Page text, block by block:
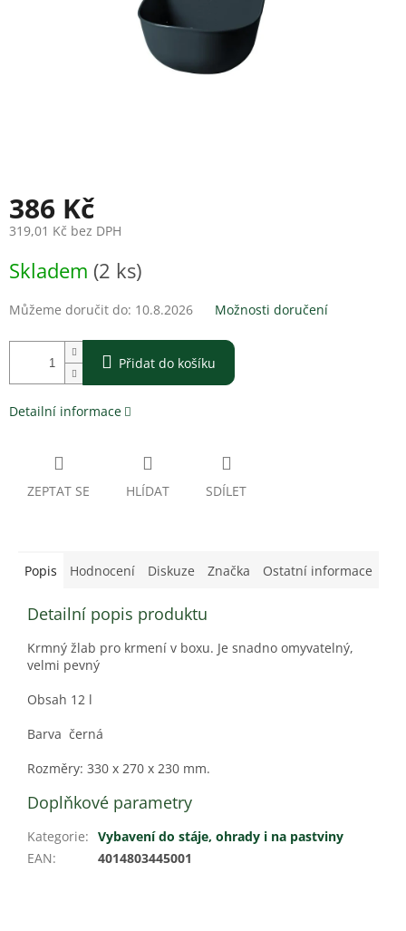
386 Kč
319,01 Kč bez DPH
cena:
Skladem (2 ks)
Můžeme doručit do: 10.8.2026 Možnosti doručení
Přidat do košíku
Detailní informace
ZEPTAT SE HLÍDAT SDÍLET
Popis Hodnocení Diskuze Značka Ostatní informace
Detailní popis produktu
Krmný žlab pro krmení v boxu. Je snadno omyvatelný,
velmi pevný
Obsah 12 l
Barva černá
Rozměry: 330 x 270 x 230 mm.
Doplňkové parametry
Kategorie: Vybavení do stáje, ohrady i na pastviny
EAN: 4014803445001